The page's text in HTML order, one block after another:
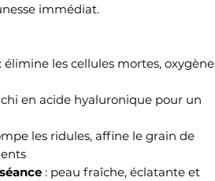
immédiat.
: élimine les cellules mortes, oxygène
en acide hyaluronique pour un
les ridules, affine le grain de
: peau fraîche, éclatante et